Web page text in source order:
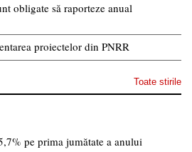
obligate să raporteze anual
proiectelor din PNRR
Toate stirile
pe prima jumătate a anului